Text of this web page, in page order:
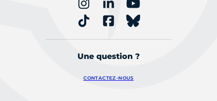
Une question ?
CONTACTEZ-NOUS